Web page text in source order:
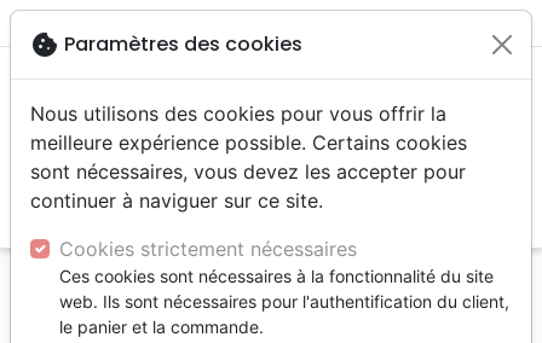
menu
Accueil Jeunesse
0 - 6 ans
Rentrée des animaux (La)
cookie Paramètres des cookies
Nous utilisons des cookies pour vous offrir la
meilleure expérience possible. Certains cookies
sont nécessaires, vous devez les accepter pour
continuer à naviguer sur ce site.
Cookies strictement nécessaires
Ces cookies sont nécessaires à la fonctionnalité du site
web. Ils sont nécessaires pour l'authentification du client,
le panier et la commande.